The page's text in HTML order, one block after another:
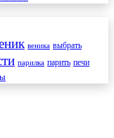
веника выбрать
парилка парить печи